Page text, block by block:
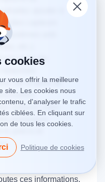
ajouter à
(des capteurs
systèmes anti-
etc.).
porte de
de la taille de
indiquer votre
prestataire
ces informations,
cookies
vous offrir la meilleure
site. Les cookies nous
d'analyser le trafic
ciblées. En cliquant sur
de tous les cookies.
Politique de cookies